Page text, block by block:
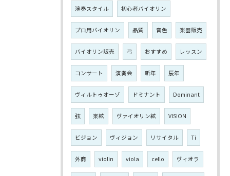
演奏スタイル 初心者バイオリン
プロ用バイオリン 品質 音色 楽器販売
バイオリン販売 弓 おすすめ レッスン
コンサート 演奏会 新年 辰年
ヴィルトゥオーゾ ドミナント Dominant
弦 楽絃 ヴァイオリン絃 VISION
ビジョン ヴィジョン リサイタル Ti
外商 violin viola cello ヴィオラ